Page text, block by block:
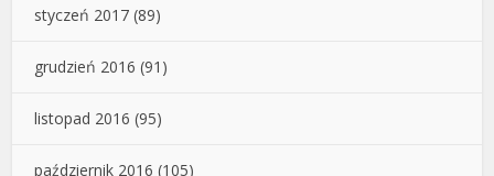
styczeń 2017 (89)
grudzień 2016 (91)
listopad 2016 (95)
październik 2016 (105)